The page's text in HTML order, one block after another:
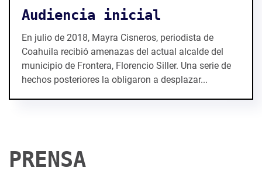
Audiencia inicial
En julio de 2018, Mayra Cisneros, periodista de
Coahuila recibió amenazas del actual alcalde del
municipio de Frontera, Florencio Siller. Una serie de
hechos posteriores la obligaron a desplazar...
PRENSA